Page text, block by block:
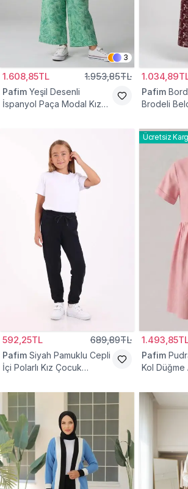
3
1.608,85TL 1.953,85TL
Pafim Yeşil Desenli
İspanyol Paça Modal Kız
Pafim
Brodeli
592,25TL 689,89TL
Pafim Siyah Pamuklu Cepli
İçi Polarlı Kız Çocuk
Ücretsiz
Pafim
Kol Düğme